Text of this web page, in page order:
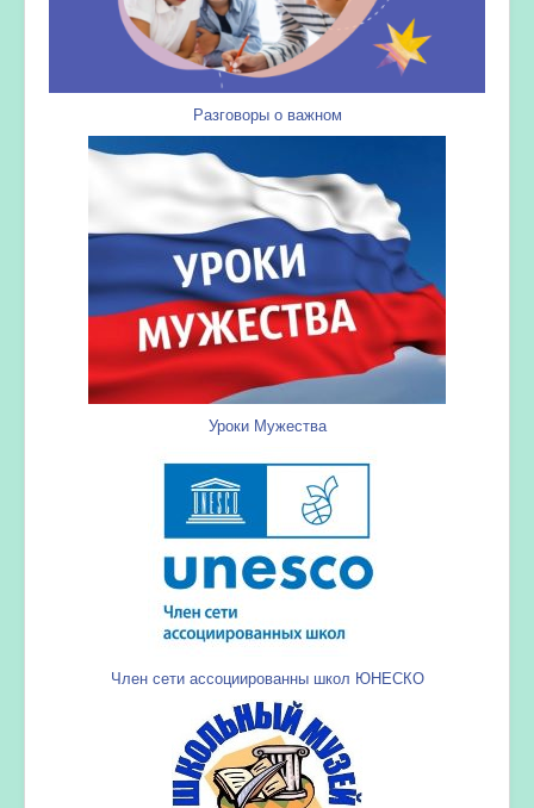
Разговоры о важном
Уроки Мужества
Член сети ассоциированны школ ЮНЕСКО